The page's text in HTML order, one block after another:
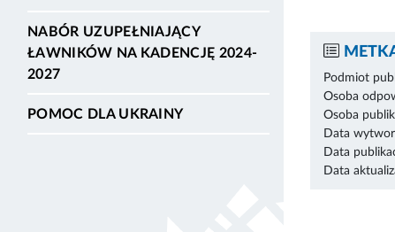
NABÓR UZUPEŁNIAJĄCY
ŁAWNIKÓW NA KADENCJĘ 2024-
2027
POMOC DLA UKRAINY
Podmiot
Osoba
Osoba
Data
Data
Data